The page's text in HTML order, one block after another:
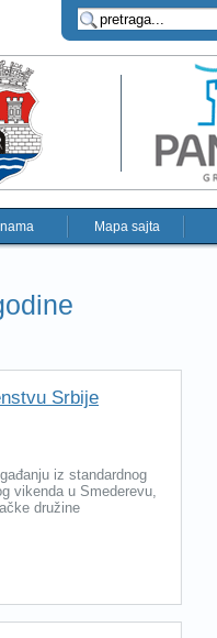
Mapa sajta
Srbije
iz standardnog
vikenda u Smederevu,
družine